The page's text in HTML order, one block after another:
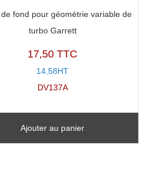
de fond pour géométrie variable de
turbo Garrett
17,50 TTC
14,58HT
DV137A
Ajouter au panier